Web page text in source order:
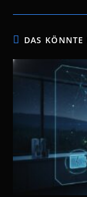
DAS KÖNNTE